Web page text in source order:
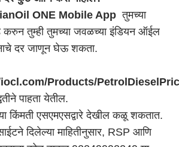
ONE Mobile App तुमच्या
करुन तुम्ही तुमच्या जवळच्या इंडियन ऑईल
दर जाणून घेऊ शकता.
Products/
पाहता येतील.
किंमती एसएमएसद्वारे देखील कळू शकतात.
दिलेल्या माहितीनुसार, RSP आणि